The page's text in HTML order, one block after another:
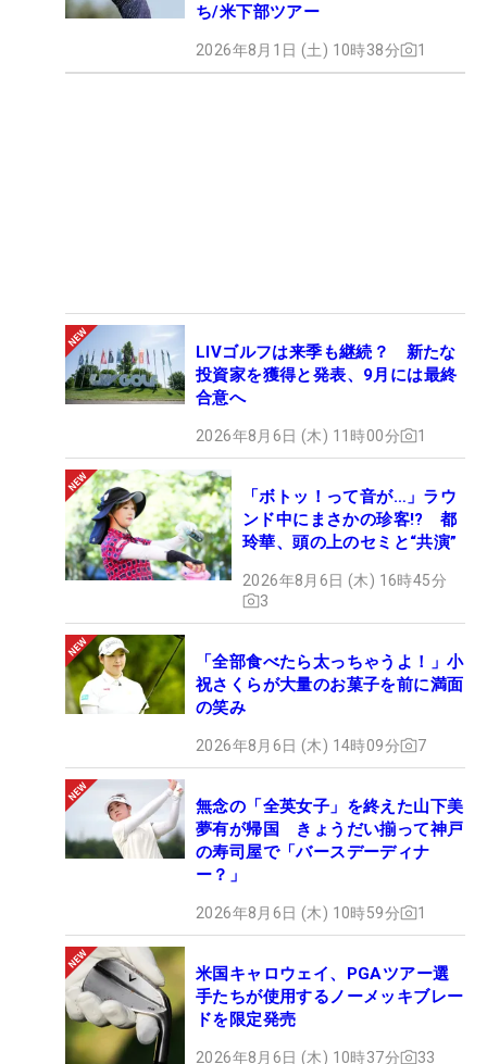
ち/米下部ツアー
2026年8月1日 (土) 10時38分 1
LIVゴルフは来季も継続？ 新たな
投資家を獲得と発表、9月には最終
合意へ
2026年8月6日 (木) 11時00分 1
「ボトッ！って音が…」ラウ
ンド中にまさかの珍客!? 都
玲華、頭の上のセミと“共演”
2026年8月6日 (木) 16時45分
3
「全部食べたら太っちゃうよ！」小
祝さくらが大量のお菓子を前に満面
の笑み
2026年8月6日 (木) 14時09分 7
無念の「全英女子」を終えた山下美
夢有が帰国 きょうだい揃って神戸
の寿司屋で「バースデーディナ
ー？」
2026年8月6日 (木) 10時59分 1
米国キャロウェイ、PGAツアー選
手たちが使用するノーメッキブレー
ドを限定発売
2026年8月6日 (木) 10時37分 33